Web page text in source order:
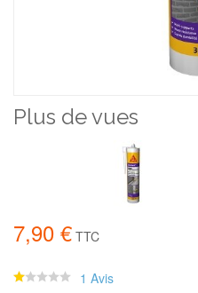
Plus de vues
7,90 € TTC
1 Avis